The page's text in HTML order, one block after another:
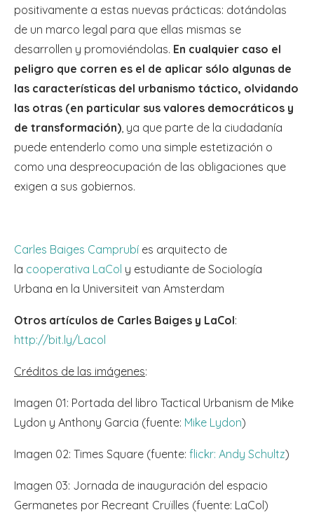
positivamente a estas nuevas prácticas: dotándolas
de un marco legal para que ellas mismas se
desarrollen y promoviéndolas. En cualquier caso el
peligro que corren es el de aplicar sólo algunas de
las características del urbanismo táctico, olvidando
las otras (en particular sus valores democráticos y
de transformación) , ya que parte de la ciudadanía
puede entenderlo como una simple estetización o
como una despreocupación de las obligaciones que
exigen a sus gobiernos.
Carles Baiges Camprubí es arquitecto de
la cooperativa LaCol y estudiante de Sociología
Urbana en la Universiteit van Amsterdam
Otros artículos de Carles Baiges y LaCol:
http://bit.ly/Lacol
Créditos de las imágenes:
Imagen 01: Portada del libro Tactical Urbanism de Mike
Lydon y Anthony Garcia (fuente: Mike Lydon)
Imagen 02: Times Square (fuente: flickr: Andy Schultz)
Imagen 03: Jornada de inauguración del espacio
Germanetes por Recreant Cruïlles (fuente: LaCol)